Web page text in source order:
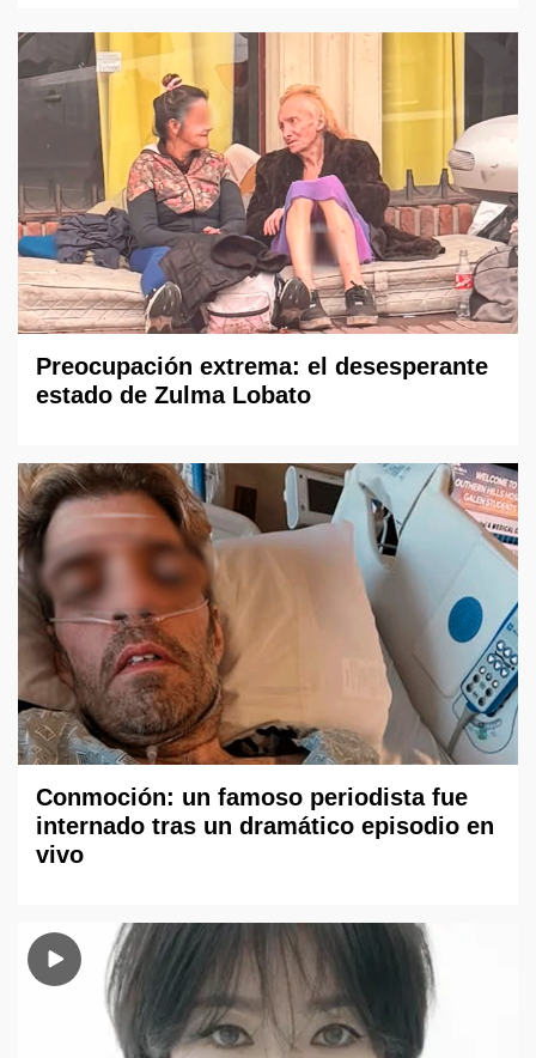
Preocupación extrema: el desesperante
estado de Zulma Lobato
Conmoción: un famoso periodista fue
internado tras un dramático episodio en
vivo